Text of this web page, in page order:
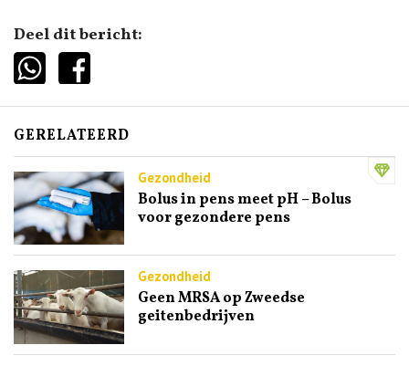
Deel dit bericht:
GERELATEERD
Gezondheid
Bolus in pens meet pH – Bolus
voor gezondere pens
Gezondheid
Geen MRSA op Zweedse
geitenbedrijven